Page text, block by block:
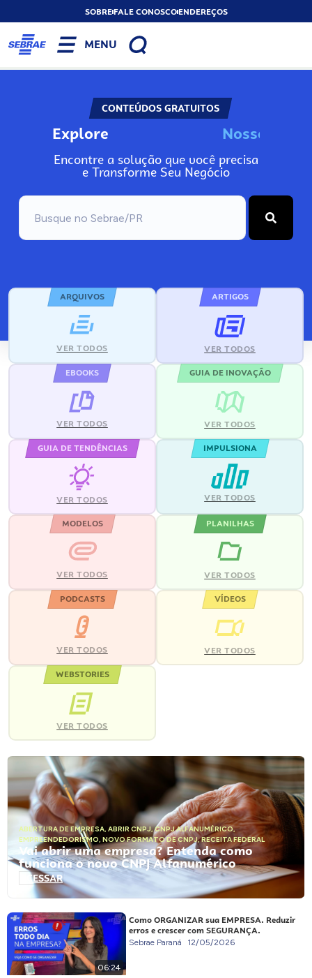
SOBREFALE CONOSCOENDEREÇOS
MENU
CONTEÚDOS GRATUITOS
Explore No
Encontre a solução que você precisa
e Transforme Seu Negócio
ARQUIVOS
VER TODOS
ARTIGOS
VER TODOS
EBOOKS
VER TODOS
GUIA DE INOVAÇÃO
VER TODOS
GUIA DE TENDÊNCIAS
VER TODOS
IMPULSIONA
VER TODOS
MODELOS
VER TODOS
PLANILHAS
VER TODOS
PODCASTS
VER TODOS
VÍDEOS
VER TODOS
WEBSTORIES
VER TODOS
ABERTURA DE EMPRESA, ABRIR CNPJ,CNPJ ALFANUMÉRICO,
EMPREENDEDORISMO, NOVO FORMATO DE CNPJ,RECEITA FEDERAL
Vai abrir uma empresa? Entenda como
funciona o novo CNPJ Alfanumérico
ACESSAR
06:24
Como ORGANIZAR sua EMPRESA. Reduzir
erros e crescer com SEGURANÇA.
Sebrae Paraná 12/05/2026